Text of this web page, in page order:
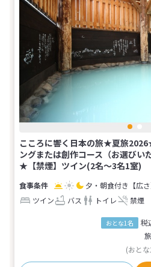
こころに響く日本の旅★夏旅
ングまたは創作コース（お選びい
★【禁煙】ツイン(2名～3名1室)
夕・朝食付き 【広
ツイン
バス トイレ 禁煙
おとな1名 税
(おと